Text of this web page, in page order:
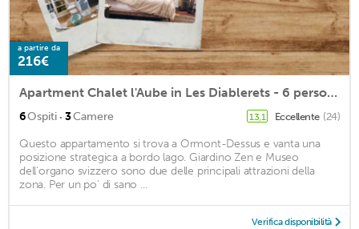
a partire da
216€
Apartment Chalet l'Aube in Les Diablerets - 6 persons, 3 bedrooms
6Ospiti · 3Camere 13,1 Eccellente (24)
Questo appartamento si trova a Ormont-Dessus e vanta una
posizione strategica a bordo lago. Giardino Zen e Museo
dell'organo svizzero sono due delle principali attrazioni della
zona. Per un po' di sano ...
Verifica disponibilità